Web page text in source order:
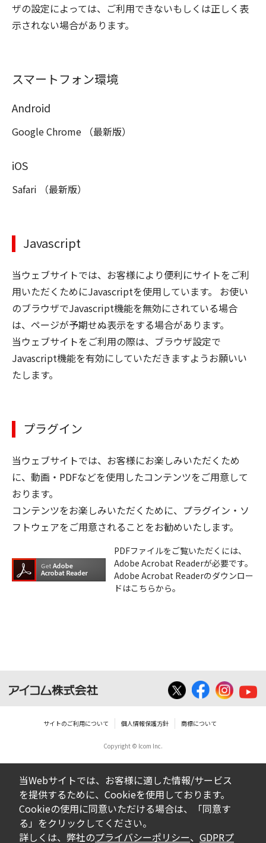
ザの設定によっては、ご利用できないもしくは正しく表
示されない場合があります。
スマートフォン環境
Android
Google Chrome （最新版）
iOS
Safari （最新版）
Javascript
当ウェブサイトでは、お客様により便利にサイトをご利
用いただくためにJavascriptを使用しています。 お使い
のブラウザでJavascript機能を無効にされている場合
は、ページが予期せぬ表示をする場合があります。
当ウェブサイトをご利用の際は、ブラウザ設定で
Javascript機能を有効にしていただきますようお願いい
たします。
プラグイン
当ウェブサイトでは、お客様にお楽しみいただくため
に、動画・PDFなどを使用したコンテンツをご用意して
おります。
コンテンツをお楽しみいただくために、プラグイン・ソ
フトウェアをご用意されることをお勧めいたします。
PDFファイルをご覧いただくには、
Adobe Acrobat Readerが必要です。
Adobe Acrobat Readerのダウンロー
ドはこちらから。
サイトのご利用について 個人情報保護方針 商標について
Copyright © Icom Inc.
当Webサイトでは、お客様に適した情報/サービス
を提供するために、Cookieを使用しております。
Cookieの使用に同意いただける場合は、「同意す
る」をクリックしてください。
詳しくは、弊社のプライバシーポリシー、 GDPRプ